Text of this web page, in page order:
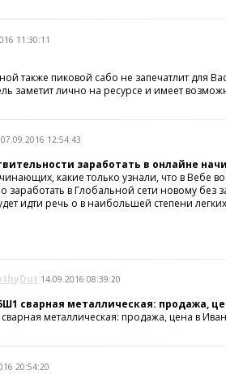
11:30:11
также пиковой сабо не запечатлит для
заметит лично на ресурсе и имеет
07.09.2016 12:54:43
заработать в онлайне
какие только узнали, что в Вебе
заработать в Глобальной сети новому без
идти речь о в наибольшей степени
14.09.2016 08:39:20
сварная металлическая: продажа,
сварная металлическая: продажа, цена в
20:54:20